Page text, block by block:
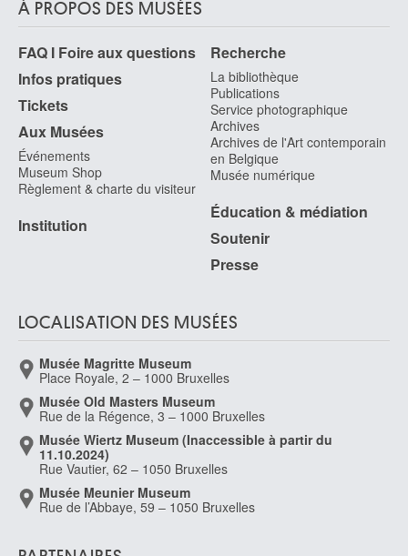
vers 1500
fin XVIe - début XVIIe siècle
Ecole française
premier quart XVIe siècle
Ecole française
Ecole française
troisième quart XVIe siècle
vers 1580
premier quart XVIIIe siècle
XVIIIe siècle
Ecole française
première moitié XVIIIe siècle
Ecole française
seconde moitié XVIIIe siècle
Ecole française
fin XVIIe siécle - début XVIIIe siècle
milieu XVIIe siècle
À PROPOS DES MUSÉES
FAQ I Foire aux questions
Infos pratiques
Tickets
Aux Musées
Événements
Museum Shop
Règlement & charte du visiteur
Institution
Recherche
La bibliothèque
Publications
Service photographique
Archives
Archives de l'Art contemporain
en Belgique
Musée numérique
Éducation & médiation
Soutenir
Presse
LOCALISATION DES MUSÉES
Musée Magritte Museum
Place Royale, 2 – 1000 Bruxelles
Musée Old Masters Museum
Rue de la Régence, 3 – 1000 Bruxelles
Musée Wiertz Museum (Inaccessible à partir du
11.10.2024)
Rue Vautier, 62 – 1050 Bruxelles
Musée Meunier Museum
Rue de l’Abbaye, 59 – 1050 Bruxelles